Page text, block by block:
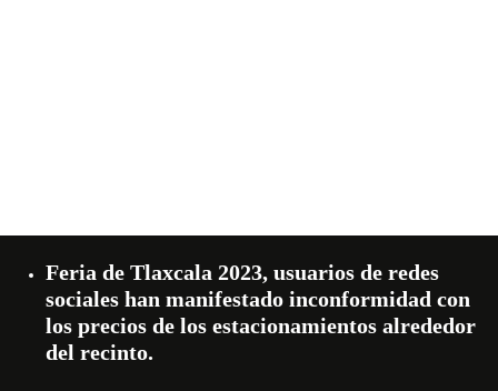
Feria de Tlaxcala 2023, usuarios de redes
sociales han manifestado inconformidad con
los precios de los estacionamientos alrededor
del recinto.